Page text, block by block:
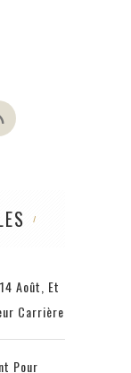
Août, Et
Carrière
Pour